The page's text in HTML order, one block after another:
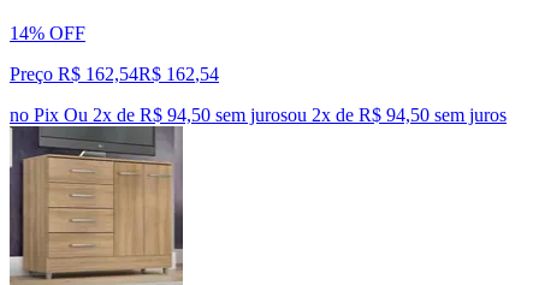
14% OFF
Preço R$ 162,54R$ 162,54
no Pix Ou 2x de R$ 94,50 sem jurosou 2x de R$ 94,50 sem juros